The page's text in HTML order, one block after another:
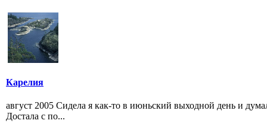
Карелия
август 2005 Сидела я как-то в июньский выходной день и
Достала с по...